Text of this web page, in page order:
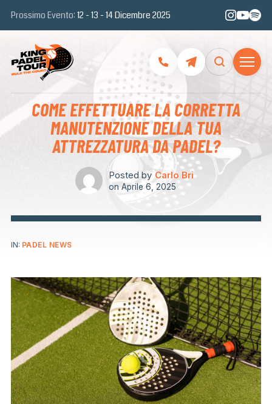
Prossimo Evento: 12 - 13 - 14 Dicembre 2025
COME EFFETTUARE LA CORRETTA
MANUTENZIONE DELLA TUA
ATTREZZATURA DA PADEL?
Posted by Carlo Bri
on Aprile 6, 2025
IN: PADEL NEWS